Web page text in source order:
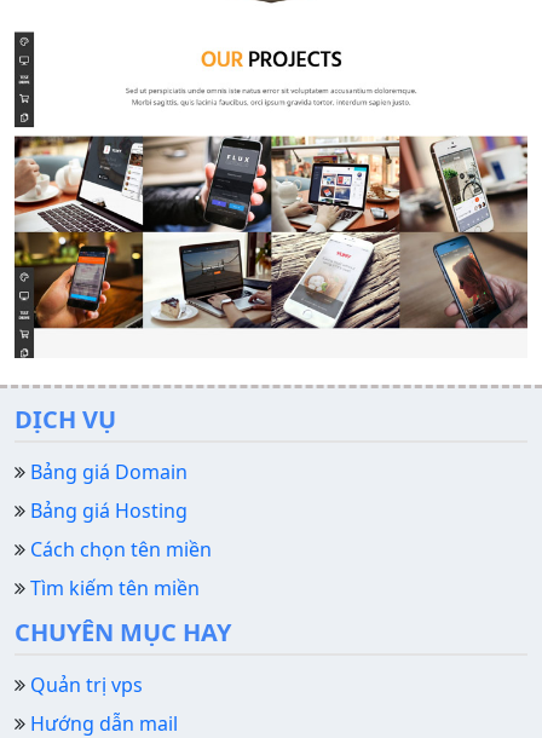
DỊCH VỤ
Bảng giá Domain
Bảng giá Hosting
Cách chọn tên miền
Tìm kiếm tên miền
CHUYÊN MỤC HAY
Quản trị vps
Hướng dẫn mail